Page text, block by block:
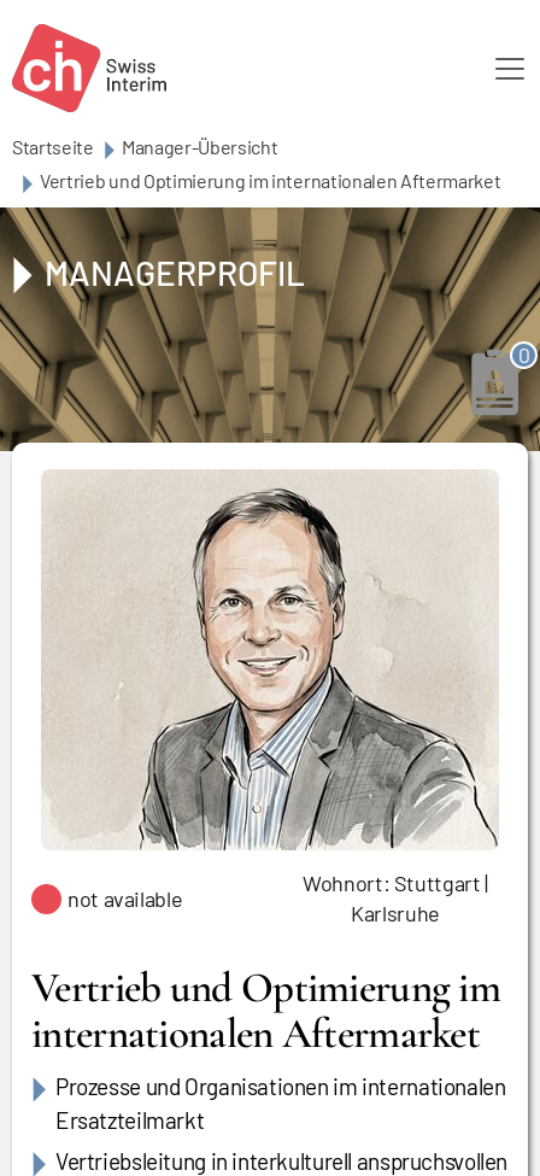
Startseite
Manager-Übersicht
Vertrieb und Optimierung im internationalen Aftermarket
MANAGERPROFIL
0
not available
Wohnort: Stuttgart |
Karlsruhe
Vertrieb und Optimierung im
internationalen Aftermarket
Prozesse und Organisationen im internationalen
Ersatzteilmarkt
Vertriebsleitung in interkulturell anspruchsvollen